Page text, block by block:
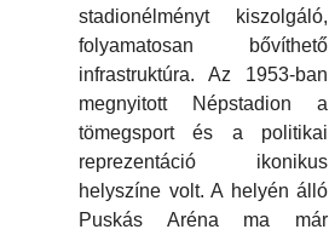
stadionélményt kiszolgáló,
folyamatosan bővíthető
infrastruktúra. Az 1953-ban
megnyitott Népstadion a
tömegsport és a politikai
reprezentáció ikonikus
helyszíne volt. A helyén álló
Puskás Aréna ma már